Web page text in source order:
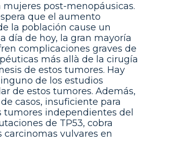
post-menopáusicas.
que el aumento
la población cause un
día de hoy, la gran mayoría
complicaciones graves de
más allà de la cirugía
de estos tumores. Hay
de los estudios
de estos tumores. Además,
casos, insuficiente para
tumores independientes del
de TP53, cobra
vulvares en